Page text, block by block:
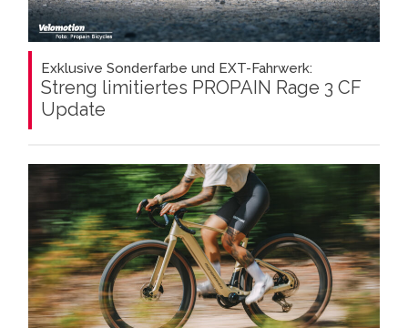
Exklusive Sonderfarbe und EXT-Fahrwerk:
Streng limitiertes PROPAIN Rage 3 CF
Update